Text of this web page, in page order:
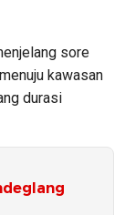
sore
kawasan
durasi